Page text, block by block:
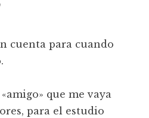
cuenta para cuando
que me vaya
para el estudio